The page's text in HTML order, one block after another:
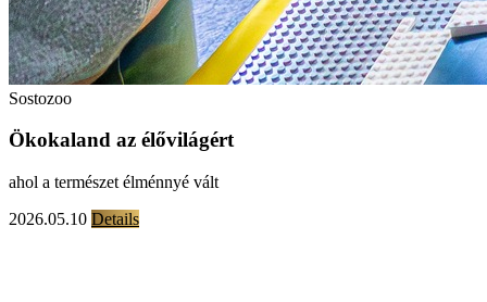
Sostozoo
Ökokaland az élővilágért
ahol a természet élménnyé vált
2026.05.10 Details